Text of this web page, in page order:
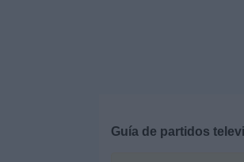
Guía de partidos